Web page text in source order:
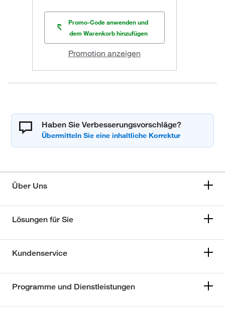
Promo-Code anwenden und
dem Warenkorb hinzufügen
Promotion anzeigen
Haben Sie Verbesserungsvorschläge?
Über Uns
Lösungen für Sie
Kundenservice
Programme und Dienstleistungen